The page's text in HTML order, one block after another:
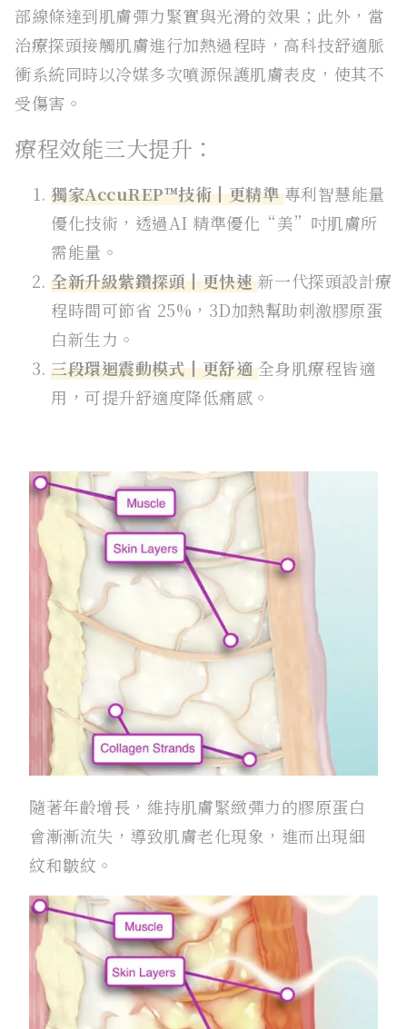
部線條達到肌膚彈力緊實與光滑的效果；此外，當
治療探頭接觸肌膚進行加熱過程時，高科技舒適脈
衝系統同時以冷媒多次噴源保護肌膚表皮，使其不
受傷害。
療程效能三大提升：
獨家AccuREP™技術┃更精準專利智慧能量
優化技術，透過AI 精準優化“美”吋肌膚所
需能量。
全新升級紫鑽探頭┃更快速新一代探頭設計療
程時間可節省 25%，3D加熱幫助刺激膠原蛋
白新生力。
三段環迴震動模式┃更舒適全身肌療程皆適
用，可提升舒適度降低痛感。
隨著年齡增長，維持肌膚緊緻彈力的膠原蛋白
會漸漸流失，導致肌膚老化現象，進而出現細
紋和皺紋。